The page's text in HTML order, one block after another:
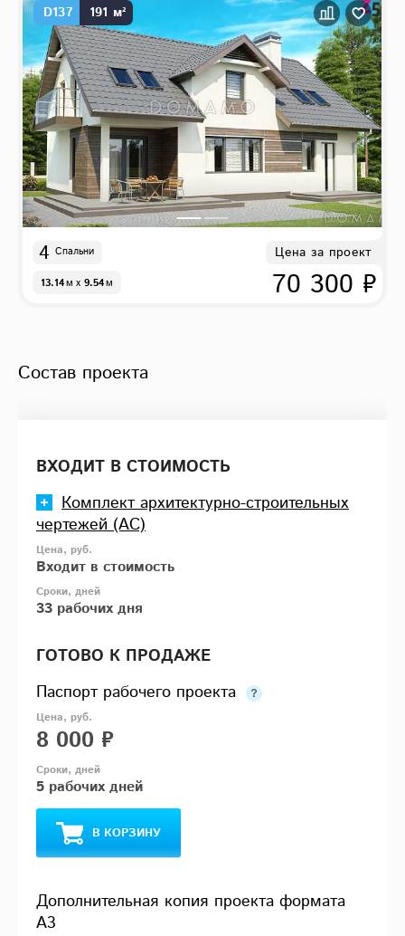
D137 191 м²
4 Спальни
13.14м x 9.54м
Цена за проект
70 300 ₽
Состав проекта
ВХОДИТ В СТОИМОСТЬ
Комплект архитектурно-строительных
чертежей (АС)
Входит в стоимость
33 рабочих дня
ГОТОВО К ПРОДАЖЕ
Паспорт рабочего проекта
8 000 ₽
5 рабочих дней
В КОРЗИНУ
Дополнительная копия проекта формата
А3